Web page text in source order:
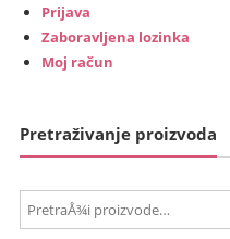
Prijava
Zaboravljena lozinka
Moj račun
Pretraživanje proizvoda
PretraÅ¾i: